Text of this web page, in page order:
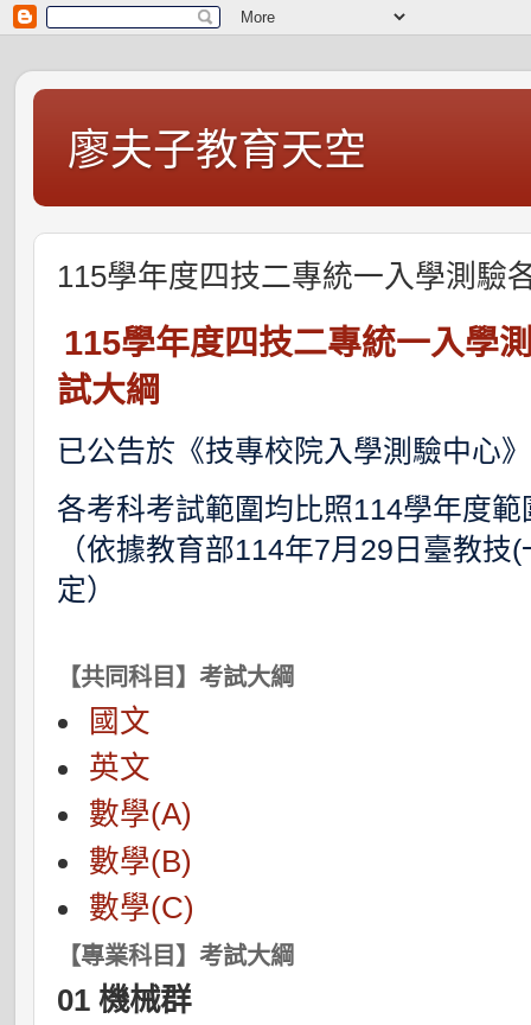
廖夫子教育天空
115學年度四技二專統一入學測驗
115學年度四技二專統一入學
試大綱
已公告於《技專校院入學測驗中心
各考科考試範圍均比照114學年度
（依據教育部114年7月29日臺教
定）
【共同科目】考試大綱
國文
英文
數學(A)
數學(B)
數學(C)
【專業科目】考試大綱
01 機械群